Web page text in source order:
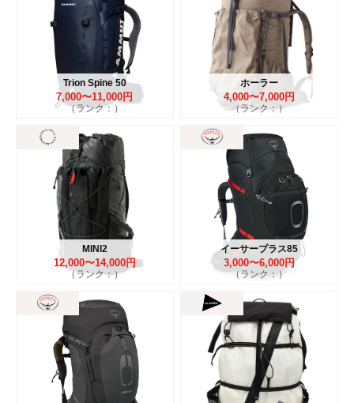
Trion Spine 50
7,000〜11,000円
（ランク：）
ホーラー
4,000〜7,000円
（ランク：）
MINI2
12,000〜14,000円
（ランク：）
イーサープラス85
3,000〜6,000円
（ランク：）